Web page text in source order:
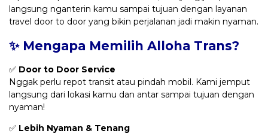
langsung nganterin kamu sampai tujuan dengan layanan
travel door to door yang bikin perjalanan jadi makin nyaman.
✨ Mengapa Memilih Alloha Trans?
✅ Door to Door Service
Nggak perlu repot transit atau pindah mobil. Kami jemput
langsung dari lokasi kamu dan antar sampai tujuan dengan
nyaman!
✅ Lebih Nyaman & Tenang